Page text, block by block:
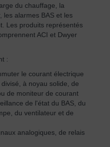
du chauffage, la
les alarmes BAS et les
Les produits représentés
ACI et Dwyer
:
le courant électrique
à noyau solide, de
de moniteur de courant
de l'état du BAS, du
du ventilateur et de
analogiques, de relais